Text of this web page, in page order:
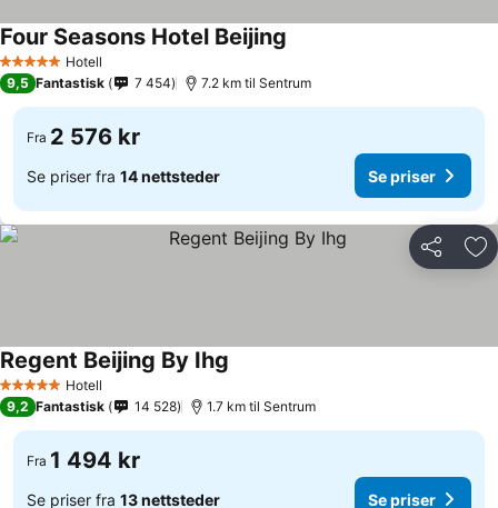
5 Stjerner Hotell
Four Seasons Hotel Beijing
9,5 Fantastisk 7 454 7.2 km til Sentrum
Fra 2 576 kr
Se priser fra 14 nettsteder Se priser
Del
5 Stjerner Hotell
Regent Beijing By Ihg
9,2 Fantastisk 14 528 1.7 km til Sentrum
Fra 1 494 kr
Se priser fra 13 nettsteder Se priser